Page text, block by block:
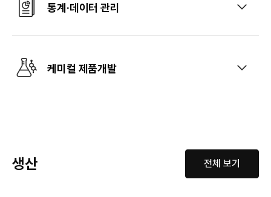
통계·데이터 관리
케미컬 제품개발
생산 전체 보기